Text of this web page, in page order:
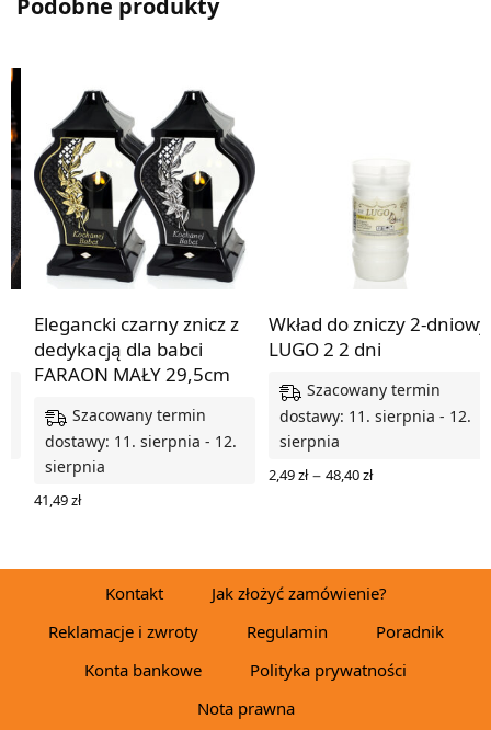
Podobne produkty
Elegancki czarny znicz z
dedykacją dla babci
FARAON MAŁY 29,5cm
Szacowany termin
dostawy: 11. sierpnia - 12.
sierpnia
41,49zł
Wkład do zniczy 2-dniowy
LUGO 2 2 dni
Szacowany termin
dostawy: 11. sierpnia - 12.
sierpnia
2,49zł – 48,40złZakres
Kontakt
Jak złożyć zamówienie?
Reklamacje i zwroty
Regulamin
Poradnik
Konta bankowe
Polityka prywatności
Nota prawna